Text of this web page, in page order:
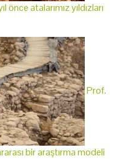
atalarımız yıldızları
Prof.
bir araştırma modeli